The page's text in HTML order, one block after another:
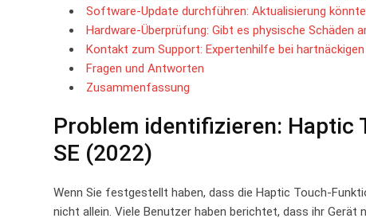
Software-Update‌ durchführen: Aktualisierung
Hardware-Überprüfung: Gibt ⁣es physische ⁢Schäden
Kontakt zum Support:⁣ Expertenhilfe bei
Fragen und Antworten
Zusammenfassung
Problem identifizieren:
SE (2022)
Wenn Sie festgestellt haben, dass die Haptic Touch-
nicht allein. Viele Benutzer haben berichtet, dass ihr